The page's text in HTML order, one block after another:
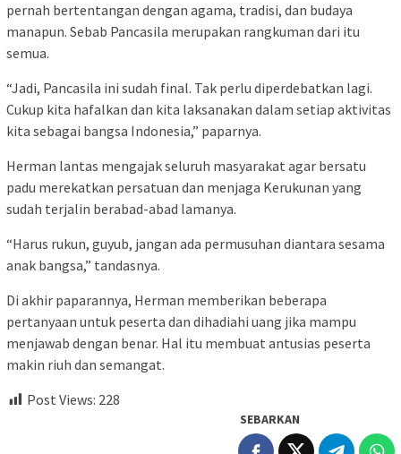
pernah bertentangan dengan agama, tradisi, dan budaya
manapun. Sebab Pancasila merupakan rangkuman dari itu
semua.
“Jadi, Pancasila ini sudah final. Tak perlu diperdebatkan lagi.
Cukup kita hafalkan dan kita laksanakan dalam setiap aktivitas
kita sebagai bangsa Indonesia,” paparnya.
Herman lantas mengajak seluruh masyarakat agar bersatu
padu merekatkan persatuan dan menjaga Kerukunan yang
sudah terjalin berabad-abad lamanya.
“Harus rukun, guyub, jangan ada permusuhan diantara sesama
anak bangsa,” tandasnya.
Di akhir paparannya, Herman memberikan beberapa
pertanyaan untuk peserta dan dihadiahi uang jika mampu
menjawab dengan benar. Hal itu membuat antusias peserta
makin riuh dan semangat.
Post Views: 228
SEBARKAN